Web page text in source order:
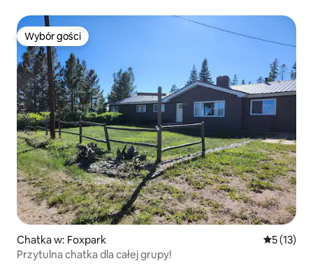
Wybór gości
Wybór gości
Chatka w: Foxpark Średnia
5 (13)
Przytulna chatka dla całej grupy!